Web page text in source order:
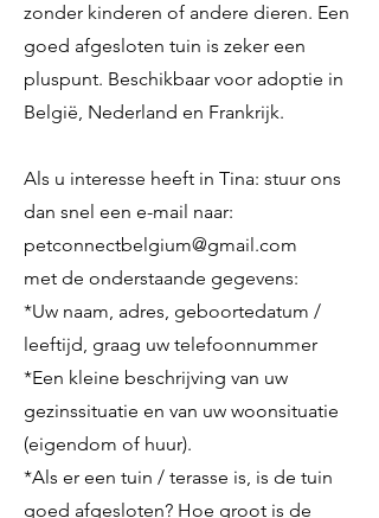
zonder kinderen of andere dieren. Een
goed afgesloten tuin is zeker een
pluspunt. Beschikbaar voor adoptie in
België, Nederland en Frankrijk.
Als u interesse heeft in Tina: stuur ons
dan snel een e-mail naar:
petconnectbelgium@gmail.com
met de onderstaande gegevens:
*Uw naam, adres, geboortedatum /
leeftijd, graag uw telefoonnummer
*Een kleine beschrijving van uw
gezinssituatie en van uw woonsituatie
(eigendom of huur).
*Als er een tuin / terasse is, is de tuin
goed afgesloten? Hoe groot is de